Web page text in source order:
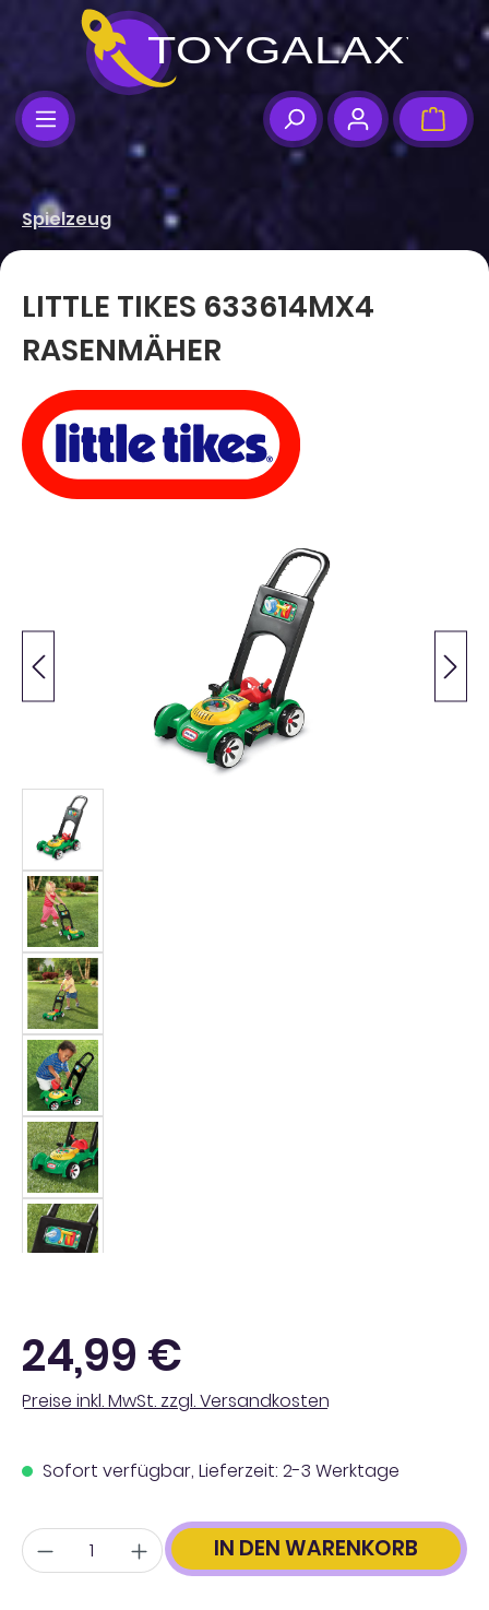
Zum Hauptinhalt springen
Spielzeug
LITTLE TIKES 633614MX4
RASENMÄHER
Regulärer Preis:
24,99 €
Preise inkl. MwSt. zzgl. Versandkosten
Sofort verfügbar, Lieferzeit: 2-3 Werktage
Anzahl IN DEN WARENKORB